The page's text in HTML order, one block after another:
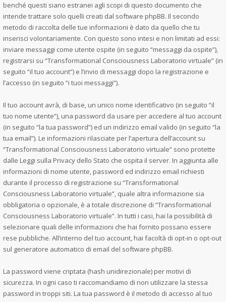
benché questi siano estranei agli scopi di questo documento che
intende trattare solo quelli creati dal software phpBB. Il secondo
metodo di raccolta delle tue informazioni è dato da quello che tu
inserisci volontariamente. Con questo sono intesi e non limitati ad essi:
inviare messaggi come utente ospite (in seguito “messaggi da ospite”),
registrarsi su “Transformational Consciousness Laboratorio virtuale” (in
seguito “il tuo account”) e l’invio di messaggi dopo la registrazione e
l’accesso (in seguito “i tuoi messaggi”).
Il tuo account avrà, di base, un unico nome identificativo (in seguito “il
tuo nome utente”), una password da usare per accedere al tuo account
(in seguito “la tua password”) ed un indirizzo email valido (in seguito “la
tua email”). Le informazioni rilasciate per l’apertura dell’account su
“Transformational Consciousness Laboratorio virtuale” sono protette
dalle Leggi sulla Privacy dello Stato che ospita il server. In aggiunta alle
informazioni di nome utente, password ed indirizzo email richiesti
durante il processo di registrazione su “Transformational
Consciousness Laboratorio virtuale”, quale altra informazione sia
obbligatoria o opzionale, è a totale discrezione di “Transformational
Consciousness Laboratorio virtuale”. In tutti i casi, hai la possibilità di
selezionare quali delle informazioni che hai fornito possano essere
rese pubbliche. All’interno del tuo account, hai facoltà di opt-in o opt-out
sul generatore automatico di email del software phpBB.
La password viene criptata (hash unidirezionale) per motivi di
sicurezza. In ogni caso ti raccomandiamo di non utilizzare la stessa
password in troppi siti. La tua password è il metodo di accesso al tuo